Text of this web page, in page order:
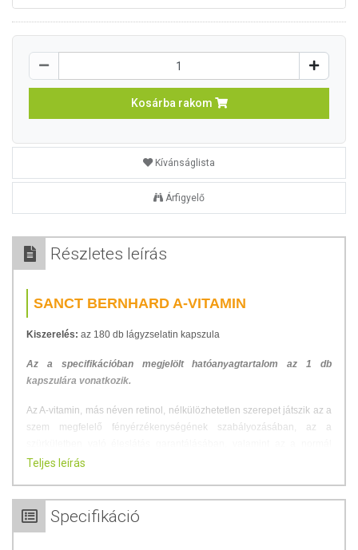
Kosárba rakom
Kívánságlista
Árfigyelő
Részletes leírás
SANCT BERNHARD A-VITAMIN
Kiszerelés: az 180 db lágyzselatin kapszula
Az a specifikációban megjelölt hatóanyagtartalom az 1 db
kapszulára vonatkozik.
Az A-vitamin, más néven retinol, nélkülözhetetlen szerepet játszik az a
szem megfelelő fényérzékenységének szabályozásában, az a
látás fenntartásában. Ezenkívül hozzájárul az a bőr épségének és
Kulcsfontosságú az a látás, az a idegek működése és az a
Teljes leírás
Specifikáció